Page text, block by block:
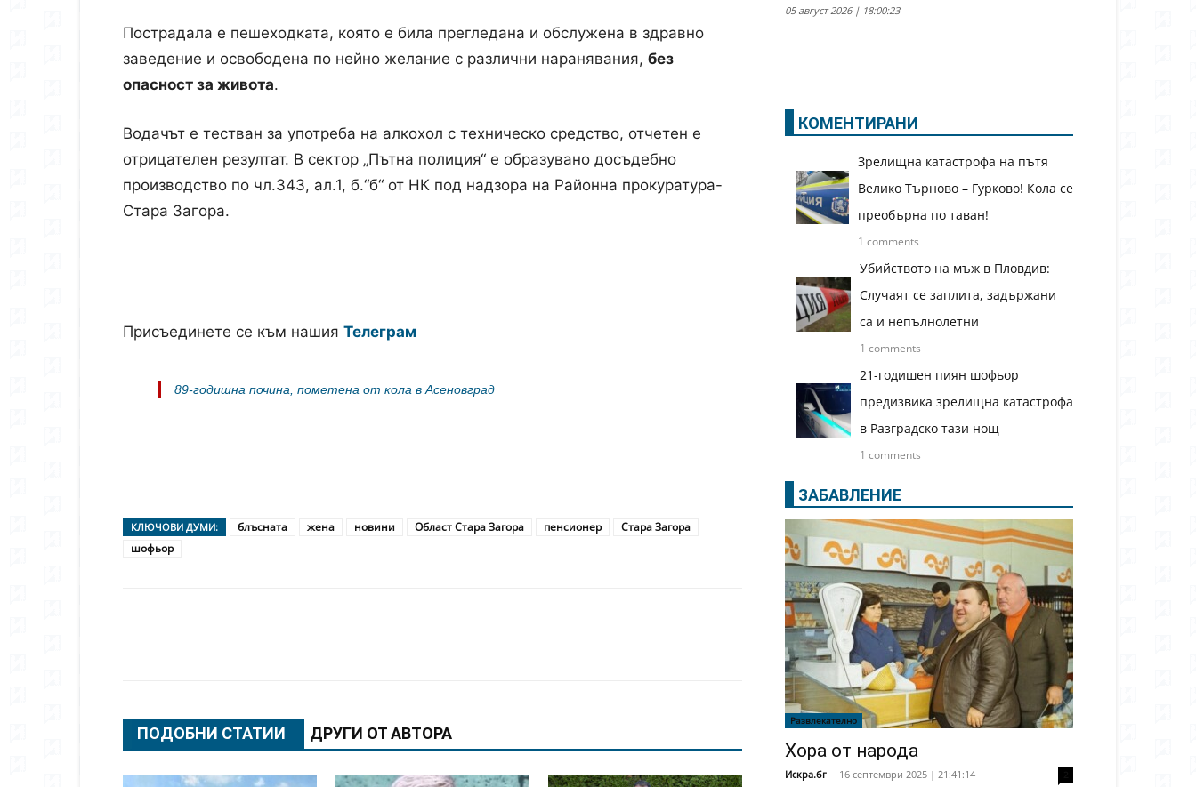
Пострадала е пешеходката, която е била прегледана и обслужена в здравно
заведение и освободена по нейно желание с различни наранявания, без
опасност за живота.
Водачът е тестван за употреба на алкохол с техническо средство, отчетен е
отрицателен резултат. В сектор „Пътна полиция“ е образувано досъдебно
производство по чл.343, ал.1, б.“б“ от НК под надзора на Районна прокуратура-
Стара Загора.
Присъединете се към нашия Телеграм
89-годишна почина, пометена от кола в Асеновград
КЛЮЧОВИ ДУМИ: блъсната жена новини Област Стара Загора пенсионер
Стара Загора
шофьор
ПОДОБНИ СТАТИИ ДРУГИ ОТ АВТОРА
05 август 2026 | 18:00:23
КОМЕНТИРАНИ
Зрелищна катастрофа на пътя
Велико Търново – Гурково! Кола се
преобърна по таван!
1 comments
Убийството на мъж в Пловдив:
Случаят се заплита, задържани
са и непълнолетни
1 comments
21-годишен пиян шофьор
предизвика зрелищна катастрофа
в Разградско тази нощ
1 comments
ЗАБАВЛЕНИЕ
Развлекателно
Хора от народа
Искра.бг - 16 септември 2025 | 21:41:14